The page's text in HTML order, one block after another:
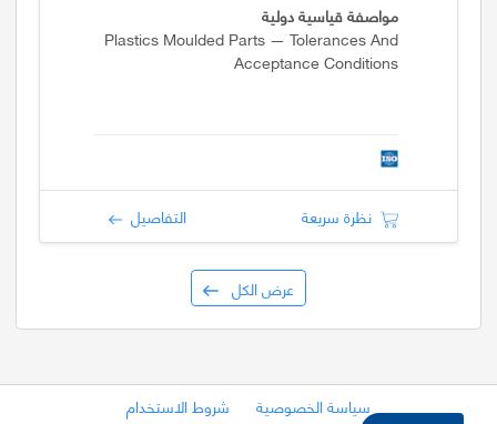
مواصفة قياسية دولية
Plastics Moulded Parts — Tolerances And
Acceptance Conditions
نظرة سريعة التفاصيل
عرض الكل
سياسة الخصوصية شروط الاستخدام